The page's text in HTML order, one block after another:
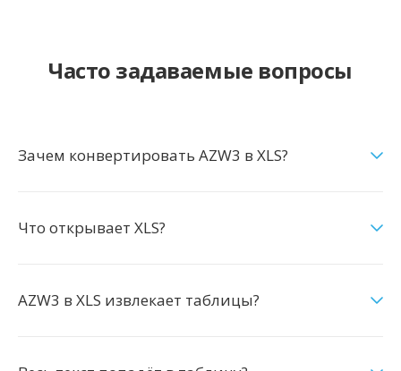
Часто задаваемые вопросы
Зачем конвертировать AZW3 в XLS?
Что открывает XLS?
AZW3 в XLS извлекает таблицы?